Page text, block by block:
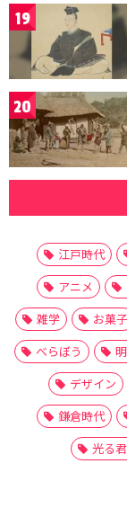
19
20
江戸時代
アニメ
雑学
お菓子
べらぼう
デザイン
鎌倉時代
光る